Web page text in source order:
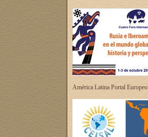
América Latina Portal Europeo